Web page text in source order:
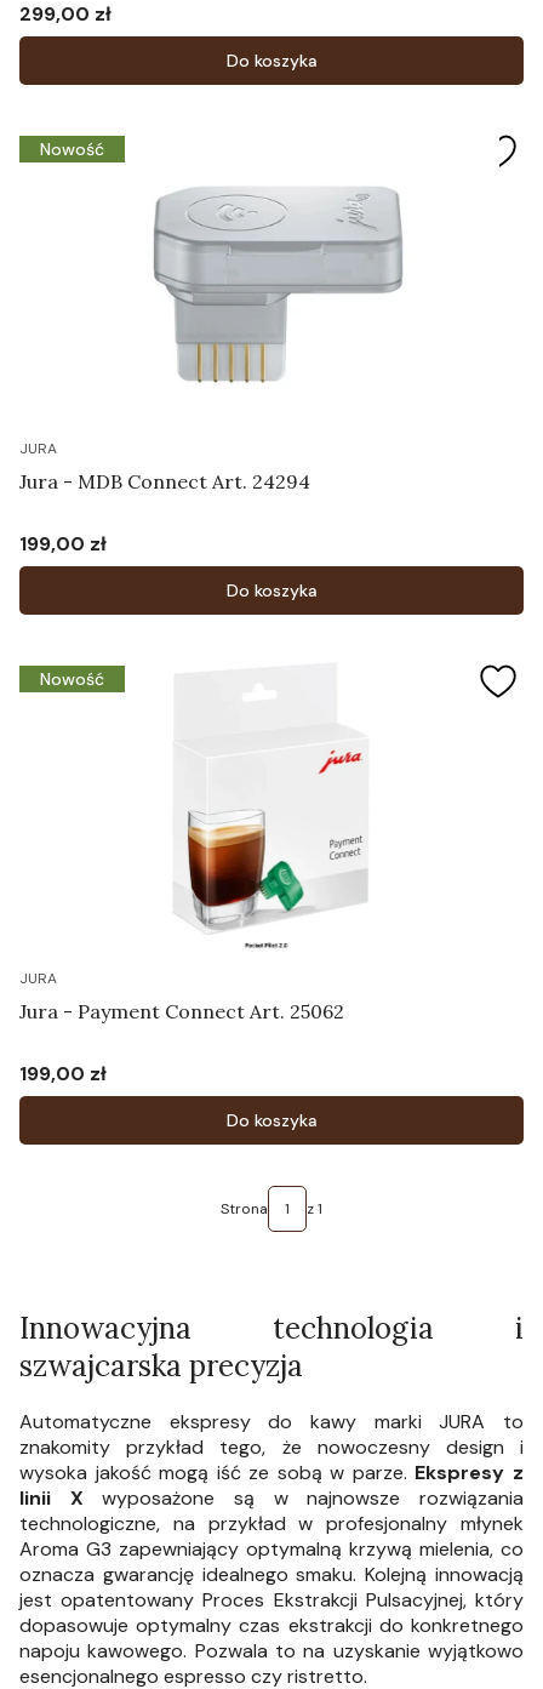
Cena
299,00 zł
Do koszyka
Nowość
JURA
Jura - MDB Connect Art. 24294
Cena
199,00 zł
Do koszyka
Nowość
JURA
Jura - Payment Connect Art. 25062
Cena
199,00 zł
Do koszyka
Strona z 1
Innowacyjna technologia i
szwajcarska precyzja
Automatyczne ekspresy do kawy marki JURA to
znakomity przykład tego, że nowoczesny design i
wysoka jakość mogą iść ze sobą w parze. Ekspresy z
linii X wyposażone są w najnowsze rozwiązania
technologiczne, na przykład w profesjonalny młynek
Aroma G3 zapewniający optymalną krzywą mielenia, co
oznacza gwarancję idealnego smaku. Kolejną innowacją
jest opatentowany Proces Ekstrakcji Pulsacyjnej, który
dopasowuje optymalny czas ekstrakcji do konkretnego
napoju kawowego. Pozwala to na uzyskanie wyjątkowo
esencjonalnego espresso czy ristretto.